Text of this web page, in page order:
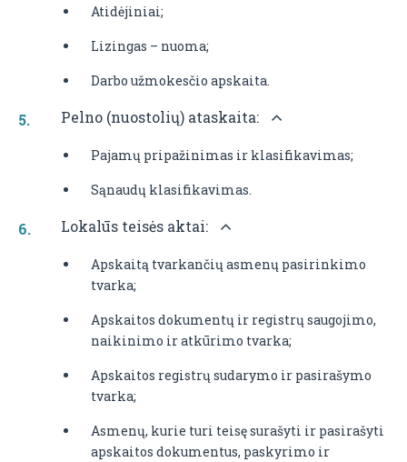
Atidėjiniai;
Lizingas – nuoma;
Darbo užmokesčio apskaita.
Pelno (nuostolių) ataskaita:
Pajamų pripažinimas ir klasifikavimas;
Sąnaudų klasifikavimas.
Lokalūs teisės aktai:
Apskaitą tvarkančių asmenų pasirinkimo
tvarka;
Apskaitos dokumentų ir registrų saugojimo,
naikinimo ir atkūrimo tvarka;
Apskaitos registrų sudarymo ir pasirašymo
tvarka;
Asmenų, kurie turi teisę surašyti ir pasirašyti
apskaitos dokumentus, paskyrimo ir